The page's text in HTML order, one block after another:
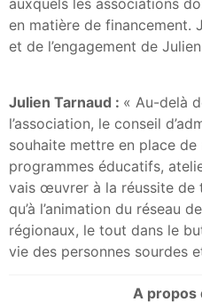
auxquels les associations
en matière de financement.
et de l’engagement de
Julien Tarnaud : « Au-delà
l’association, le conseil
souhaite mettre en place
programmes éducatifs,
vais œuvrer à la réussite de
qu’à l’animation du réseau
régionaux, le tout dans le
vie des personnes sourdes
A propos